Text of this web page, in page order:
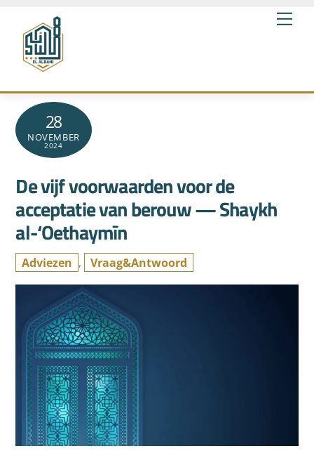
content
28
NOVEMBER
2024
De vijf voorwaarden voor de
acceptatie van berouw — Shaykh
al-‘Oethaymīn
Adviezen , Vraag&Antwoord